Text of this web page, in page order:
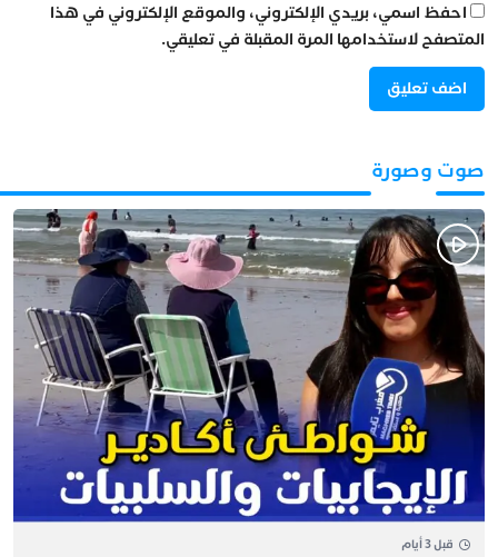
احفظ اسمي، بريدي الإلكتروني، والموقع الإلكتروني في هذا
المتصفح لاستخدامها المرة المقبلة في تعليقي.
صوت وصورة
قبل 3 أيام